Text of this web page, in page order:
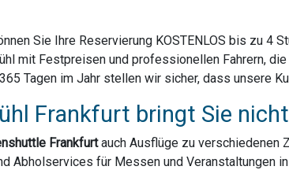
Sie Ihre Reservierung KOSTENLOS bis zu 4
mit Festpreisen und professionellen Fahrern,
Tagen im Jahr stellen wir sicher, dass unsere
Frankfurt bringt Sie
Frankfurtauch Ausflüge zu verschiedenen
Abholservices für Messen und Veranstaltungen